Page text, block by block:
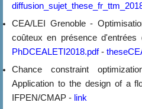
CEA/LEI Grenoble -
coûteux en présence d'entrées
PhDCEALETI2018.pdf-
Chance constraint
Application to the design of a
IFPEN/CMAP - link